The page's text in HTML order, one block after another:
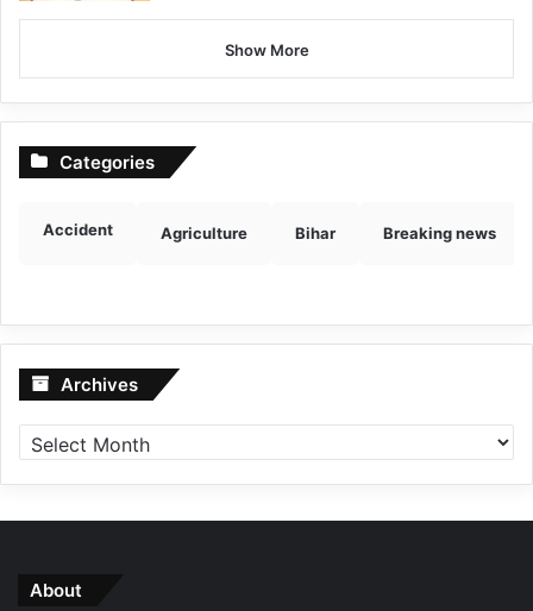
Show More
Categories
Accident Agriculture Bihar Breaking news
Archives Archives
About